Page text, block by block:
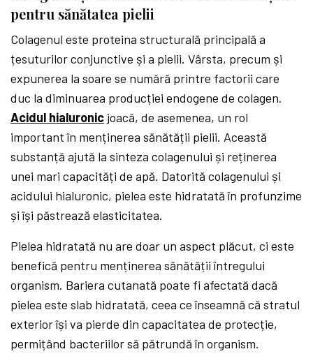
pentru sănătatea pielii
Colagenul este proteina structurală principală a
țesuturilor conjunctive și a pielii. Vârsta, precum și
expunerea la soare se numără printre factorii care
duc la diminuarea producției endogene de colagen.
Acidul hialuronic joacă, de asemenea, un rol
important în menținerea sănătății pielii. Această
substanță ajută la sinteza colagenului și reținerea
unei mari capacități de apă. Datorită colagenului și
acidului hialuronic, pielea este hidratată în profunzime
și își păstrează elasticitatea.
Pielea hidratată nu are doar un aspect plăcut, ci este
benefică pentru menținerea sănătății întregului
organism. Bariera cutanată poate fi afectată dacă
pielea este slab hidratată, ceea ce înseamnă că stratul
exterior își va pierde din capacitatea de protecție,
permițând bacteriilor să pătrundă în organism.